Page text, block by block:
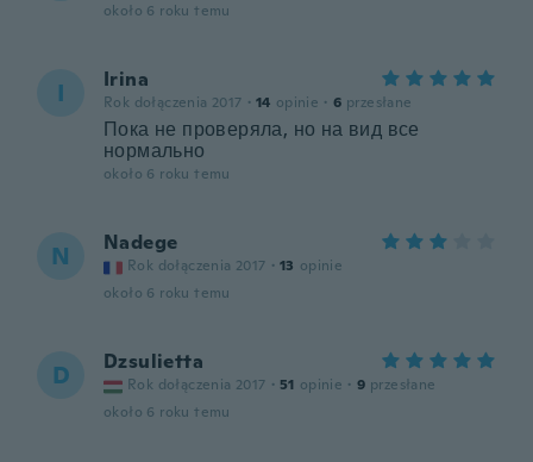
około 6 roku temu
I Irina
Rok dołączenia 2017 · 14 opinie · 6 przesłane
Пока не проверяла, но на вид все
нормально
około 6 roku temu
N Nadege
Rok dołączenia 2017 · 13 opinie
około 6 roku temu
D Dzsulietta
Rok dołączenia 2017 · 51 opinie · 9 przesłane
około 6 roku temu